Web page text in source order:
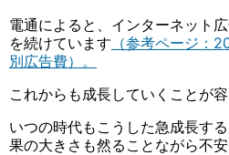
電通によると、インターネット
を続けています （参考ページ：
別広告費）。
これからも成長していくことが容
いつの時代もこうした急成長す
果の大きさも然ることながら不安